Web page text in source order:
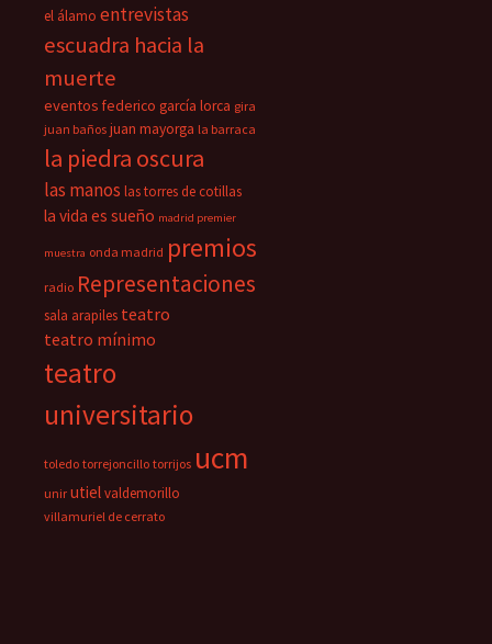
el álamo entrevistas
escuadra hacia la
muerte
eventos federico garcía lorca gira
juan baños juan mayorga la barraca
la piedra oscura
las manos las torres de cotillas
la vida es sueño madrid premier
muestra onda madrid premios
radio Representaciones
sala arapiles teatro
teatro mínimo
teatro
universitario
toledo torrejoncillo torrijos ucm
unir utielvaldemorillo
villamuriel de cerrato